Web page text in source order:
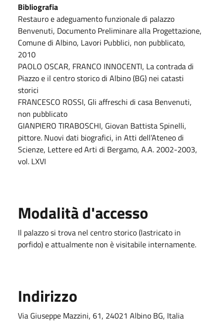
Bibliografia
Restauro e adeguamento funzionale di palazzo
Benvenuti, Documento Preliminare alla Progettazione,
Comune di Albino, Lavori Pubblici, non pubblicato,
2010
PAOLO OSCAR, FRANCO INNOCENTI, La contrada di
Piazzo e il centro storico di Albino (BG) nei catasti
storici
FRANCESCO ROSSI, Gli affreschi di casa Benvenuti,
non pubblicato
GIANPIERO TIRABOSCHI, Giovan Battista Spinelli,
pittore. Nuovi dati biografici, in Atti dell’Ateneo di
Scienze, Lettere ed Arti di Bergamo, A.A. 2002-2003,
vol. LXVI
Modalità d'accesso
Il palazzo si trova nel centro storico (lastricato in
porfido) e attualmente non è visitabile internamente.
Indirizzo
Via Giuseppe Mazzini, 61, 24021 Albino BG, Italia